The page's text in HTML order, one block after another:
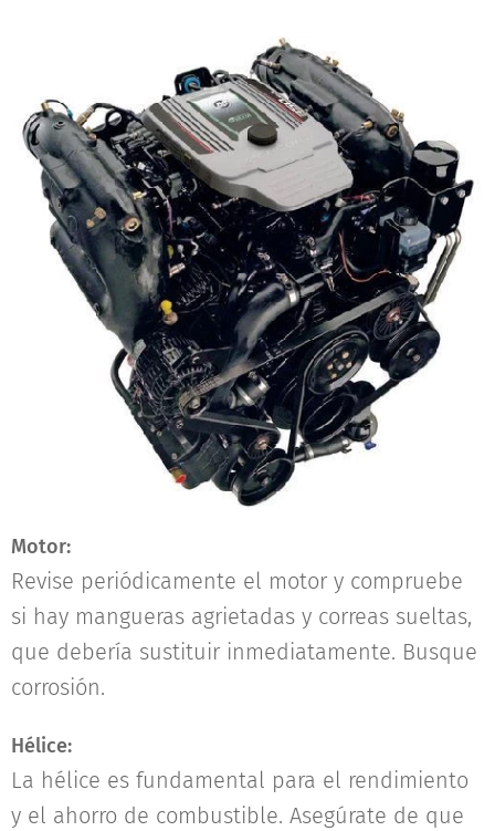
Motor:
Revise periódicamente el motor y compruebe
si hay mangueras agrietadas y correas sueltas,
que debería sustituir inmediatamente. Busque
corrosión.
Hélice:
La hélice es fundamental para el rendimiento
y el ahorro de combustible. Asegúrate de que